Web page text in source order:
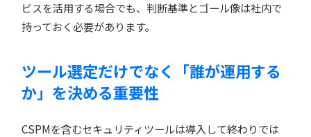
ビスを活用する場合でも、判断基準とゴール像は社内で
持っておく必要があります。
ツール選定だけでなく「誰が運用する
か」を決める重要性
CSPMを含むセキュリティツールは導入して終わりでは